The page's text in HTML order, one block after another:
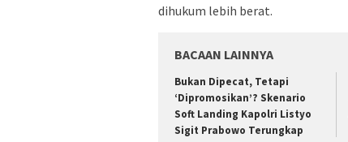
dihukum lebih berat.
BACAAN LAINNYA
Bukan Dipecat, Tetapi
‘Dipromosikan’? Skenario
Soft Landing Kapolri Listyo
Sigit Prabowo Terungkap